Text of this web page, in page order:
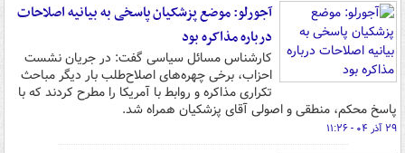
آجورلو: موضع پزشکیان پاسخی به بیانیه اصلاحات
درباره مذاکره بود
کارشناس مسائل سیاسی گفت: در جریان نشست
احزاب، برخی چهره‌های اصلاح‌طلب بار دیگر مباحث
تکراری مذاکره و روابط با آمریکا را مطرح کردند که با
پاسخ محکم، منطقی و اصولی آقای پزشکیان همراه شد.
۲۹ آذر ۰۴ - ۱۱:۲۶